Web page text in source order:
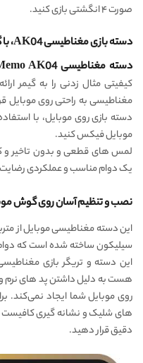
صورت ۴ انگشتی بازی کنید.
دسته بازی مغناطیسی AK04، با گیره روی موبایل فیکس می‌شود
دسته مغناطیسی Memo AK04 ،
کیفیتی مثال زدنی را به گیمر
مغناطیسی به راحتی روی موبایل
دسته بازی روی موبایل، با
موبایل فیکس کنید.
لمس های قطعی و بدون تاخیر و
یک دوام مناسب و عملکردی
نصب و تنظیم آسان روی گوش
این دسته مغناطیسی موبایل از
سیلیکون ساخته شده است که
این دسته و تریگر بازی
هست به دلیل داشتن پد های نرم
روی موبایل شما ایجاد نمی‌کند.
های شلیک و نشانه گیری کافیست
دقیق قرار دهید.